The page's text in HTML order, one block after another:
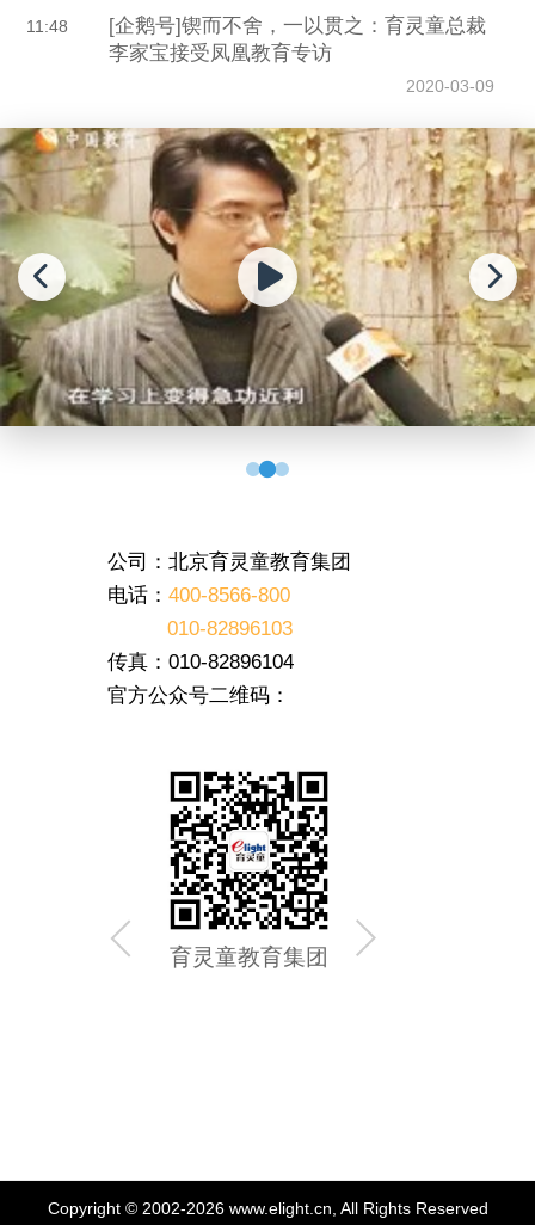
11:48
[企鹅号]锲而不舍，一以贯之：育灵童总裁
李家宝接受凤凰教育专访
2020-03-09
公司：北京育灵童教育集团
电话： 400-8566-800
010-82896103
传真：010-82896104
官方公众号二维码：
育灵童教育集团
Copyright © 2002-2026 www.elight.cn, All Rights Reserved